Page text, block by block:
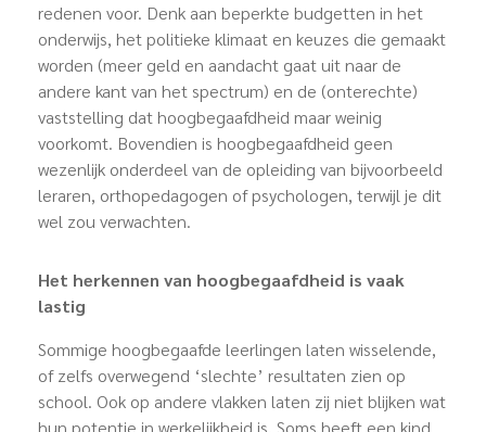
redenen voor. Denk aan beperkte budgetten in het
onderwijs, het politieke klimaat en keuzes die gemaakt
worden (meer geld en aandacht gaat uit naar de
andere kant van het spectrum) en de (onterechte)
vaststelling dat hoogbegaafdheid maar weinig
voorkomt. Bovendien is hoogbegaafdheid geen
wezenlijk onderdeel van de opleiding van bijvoorbeeld
leraren, orthopedagogen of psychologen, terwijl je dit
wel zou verwachten.
Het herkennen van hoogbegaafdheid is vaak
lastig
Sommige hoogbegaafde leerlingen laten wisselende,
of zelfs overwegend ‘slechte’ resultaten zien op
school. Ook op andere vlakken laten zij niet blijken wat
hun potentie in werkelijkheid is. Soms heeft een kind